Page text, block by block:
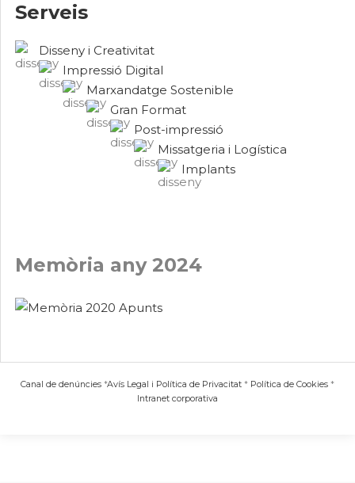
Serveis
Disseny i Creativitat
Impressió Digital
Marxandatge Sostenible
Gran Format
Post-impressió
Missatgeria i Logística
Implants
Memòria any 2024
Canal de denúncies *Avís Legal i Política de Privacitat * Política de Cookies *
Intranet corporativa